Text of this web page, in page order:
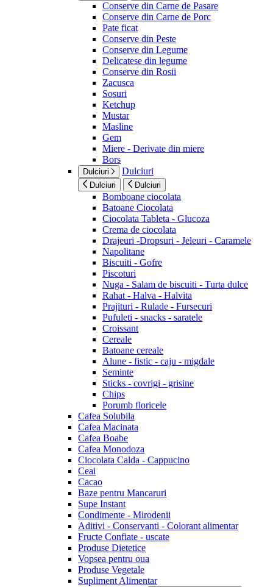
Conserve din Carne de Pasare
Conserve din Carne de Porc
Pate ficat
Conserve din Peste
Conserve din Legume
Delicatese din legume
Conserve din Rosii
Zacusca
Sosuri
Ketchup
Mustar
Masline
Gem
Miere - Derivate din miere
Bors
Dulciuri Dulciuri
Dulciuri Dulciuri
Bomboane ciocolata
Batoane Ciocolata
Ciocolata Tableta - Glucoza
Crema de ciocolata
Drajeuri -Dropsuri - Jeleuri - Caramele
Napolitane
Biscuiti - Gofre
Piscoturi
Nuga - Salam de biscuiti - Turta dulce
Rahat - Halva - Halvita
Prajituri - Rulade - Fursecuri
Pufuleti - snacks - saratele
Croissant
Cereale
Batoane cereale
Alune - fistic - caju - migdale
Seminte
Sticks - covrigi - grisine
Chips
Porumb floricele
Cafea Solubila
Cafea Macinata
Cafea Boabe
Cafea Monodoza
Ciocolata Calda - Cappucino
Ceai
Cacao
Baze pentru Mancaruri
Supe Instant
Condimente - Mirodenii
Aditivi - Conservanti - Colorant alimentar
Fructe Confiate - uscate
Produse Dietetice
Vopsea pentru oua
Produse Vegetale
Supliment Alimentar